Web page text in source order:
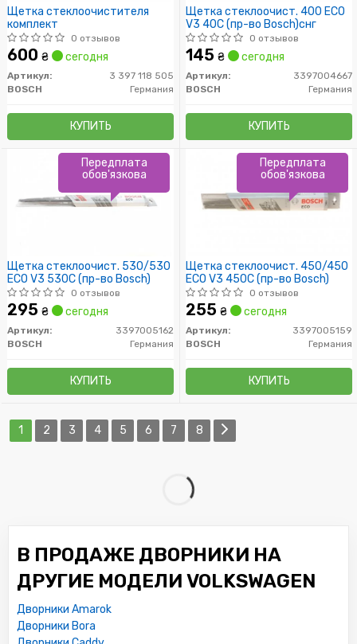
Щетка стеклоочистителя
комплект
0 отзывов
600 ₴ сегодня
Артикул:
3 397 118 505
BOSCH
Германия
КУПИТЬ
Щетка стеклоочист. 400 ECO
V3 40C (пр-во Bosch)снг
0 отзывов
145 ₴ сегодня
Артикул:
3397004667
BOSCH
Германия
КУПИТЬ
Щетка стеклоочист. 530/530
ECO V3 530C (пр-во Bosch)
0 отзывов
295 ₴ сегодня
Артикул:
3397005162
BOSCH
Германия
КУПИТЬ
Передплата
обов'язкова
Щетка стеклоочист. 450/450
ECO V3 450C (пр-во Bosch)
0 отзывов
255 ₴ сегодня
Артикул:
3397005159
BOSCH
Германия
КУПИТЬ
Передплата
обов'язкова
1 2 3 4 5 6 7 8
В ПРОДАЖЕ ДВОРНИКИ НА
ДРУГИЕ МОДЕЛИ VOLKSWAGEN
Дворники Amarok
Дворники Bora